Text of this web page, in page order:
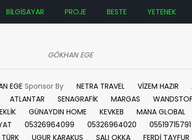
BİLGİSAYAR PROJE BESTE YETENEK
GÖKHAN EGE
EGE Sponsor By NETRA TRAVEL VİZEM HAZIR
ATLANTAR SENAGRAFİK MARGAS
GÜNAYDIN HOME KEVKEB MANA GLOBAL
05326964099 05326964020 05519715791
UGUR KARAKUS SALI OKKA FERDİ TAYFUR